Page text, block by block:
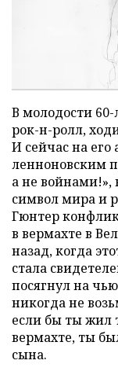
В молодости
рок-н-ролл,
И сейчас на его
ленноновским
а не войнами!»,
символ мира и
Гюнтер
в вермахте в
назад, когда
стала
посягнул на
никогда не
если бы ты жил
вермахте, ты
сына.